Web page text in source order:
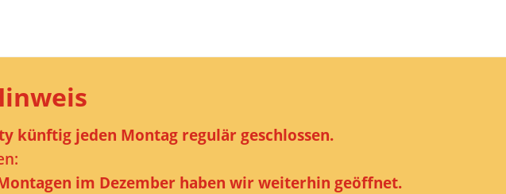
künftig jeden Montag regulär geschlossen.
im Dezember haben wir weiterhin geöffnet.